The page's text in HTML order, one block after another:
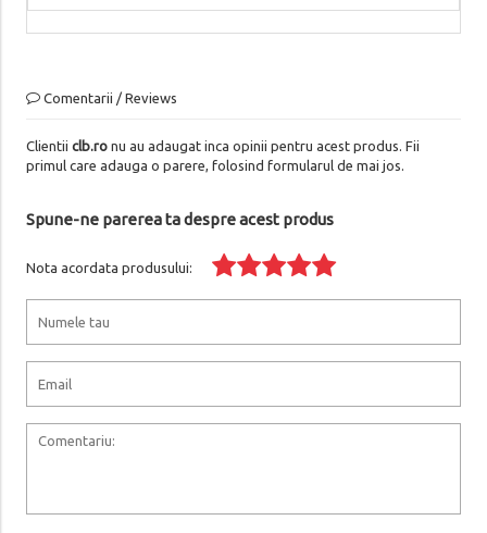
Comentarii / Reviews
Clientii clb.ronu au adaugat inca opinii pentru acest produs. Fii
primul care adauga o parere, folosind formularul de mai jos.
Spune-ne parerea ta despre acest produs
Nota acordata produsului: